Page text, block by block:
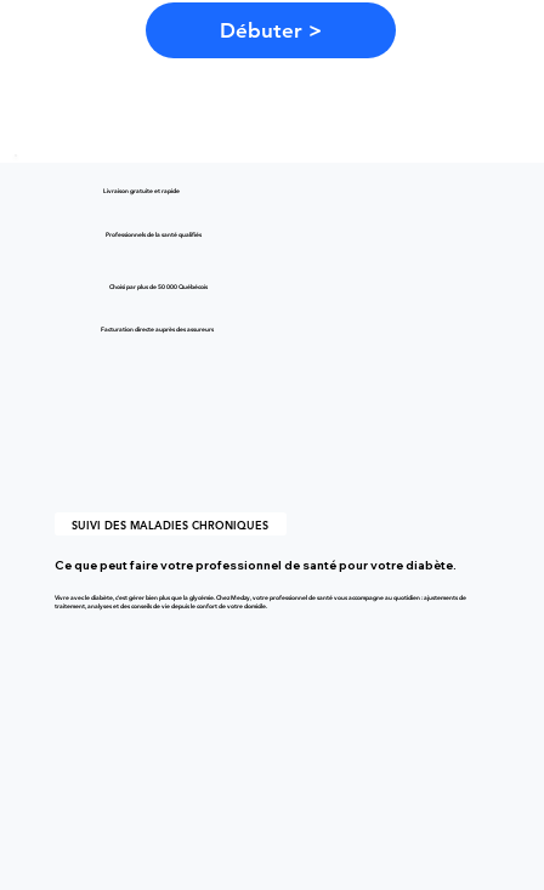
Débuter >
Livraison gratuite et rapide
Facturation directe auprès des assureurs
Choisi par plus de 50 000 Québécois
Professionnels de la santé qualifiés
SUIVI DES MALADIES CHRONIQUES
Ce que peut faire votre professionnel de santé pour votre diabète.
Vivre avec le diabète, c'est gérer bien plus que la glycémie. Chez Medzy, votre professionnel de santé vous accompagne au quotidien : ajustements de
traitement, analyses et des conseils de vie depuis le confort de votre domicile.